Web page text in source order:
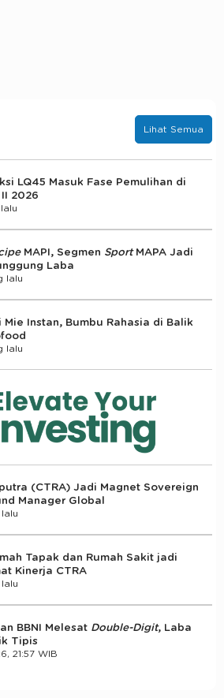
Lihat Semua
LQ45 Masuk Fase Pemulihan di
2026
MAPI, Segmen Sport MAPA Jadi
Laba
lalu
Mie Instan, Bumbu Rahasia di Balik
lalu
(CTRA) Jadi Magnet Sovereign
Manager Global
Tapak dan Rumah Sakit jadi
Kinerja CTRA
BBNI Melesat Double-Digit, Laba
Tipis
21:57 WIB